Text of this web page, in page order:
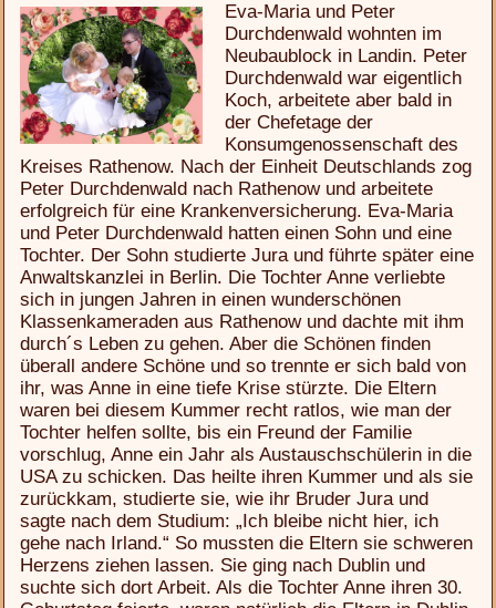
Eva-Maria und Peter
Durchdenwald wohnten im
Neubaublock in Landin. Peter
Durchdenwald war eigentlich
Koch, arbeitete aber bald in
der Chefetage der
Konsumgenossenschaft des
Kreises Rathenow. Nach der Einheit Deutschlands zog
Peter Durchdenwald nach Rathenow und arbeitete
erfolgreich für eine Krankenversicherung. Eva-Maria
und Peter Durchdenwald hatten einen Sohn und eine
Tochter. Der Sohn studierte Jura und führte später eine
Anwaltskanzlei in Berlin. Die Tochter Anne verliebte
sich in jungen Jahren in einen wunderschönen
Klassenkameraden aus Rathenow und dachte mit ihm
durch´s Leben zu gehen. Aber die Schönen finden
überall andere Schöne und so trennte er sich bald von
ihr, was Anne in eine tiefe Krise stürzte. Die Eltern
waren bei diesem Kummer recht ratlos, wie man der
Tochter helfen sollte, bis ein Freund der Familie
vorschlug, Anne ein Jahr als Austauschschülerin in die
USA zu schicken. Das heilte ihren Kummer und als sie
zurückkam, studierte sie, wie ihr Bruder Jura und
sagte nach dem Studium: „Ich bleibe nicht hier, ich
gehe nach Irland.“ So mussten die Eltern sie schweren
Herzens ziehen lassen. Sie ging nach Dublin und
suchte sich dort Arbeit. Als die Tochter Anne ihren 30.